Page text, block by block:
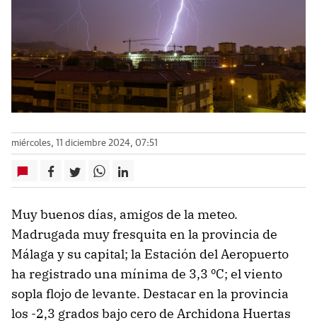
miércoles, 11 diciembre 2024, 07:51
Muy buenos días, amigos de la meteo.
Madrugada muy fresquita en la provincia de
Málaga y su capital; la Estación del Aeropuerto
ha registrado una mínima de 3,3 ºC; el viento
sopla flojo de levante. Destacar en la provincia
los -2,3 grados bajo cero de Archidona Huertas